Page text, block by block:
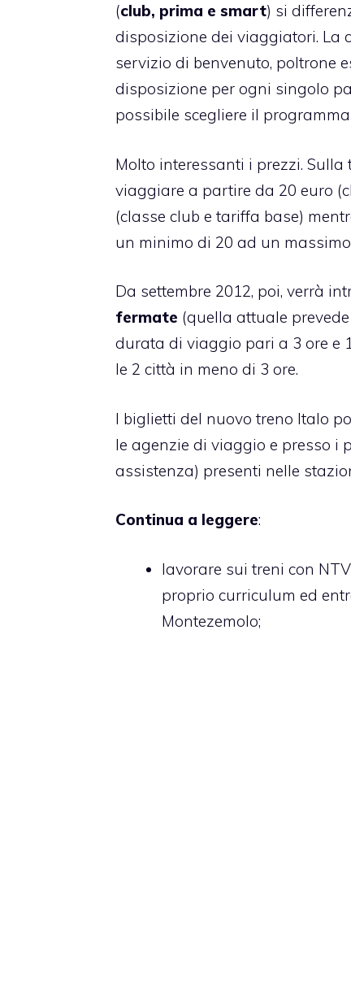
(club, prima e smart) si
disposizione dei viaggiatori. La
servizio di benvenuto, poltrone
disposizione per ogni singolo
possibile scegliere il
Molto interessanti i prezzi. Sulla
viaggiare a partire da 20 euro
(classe club e tariffa base)
un minimo di 20 ad un
Da settembre 2012, poi, verrà
fermate (quella attuale
durata di viaggio pari a 3 ore e
le 2 città in meno di 3 ore.
I biglietti del nuovo treno Italo
le agenzie di viaggio e presso i
assistenza) presenti nelle
Continua a leggere:
lavorare sui treni con NTV
proprio curriculum ed
Montezemolo;